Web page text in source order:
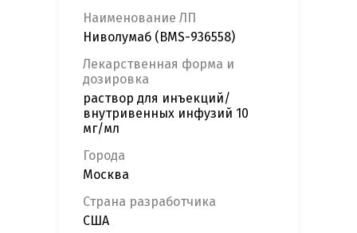
Наименование ЛП
Ниволумаб (BMS-936558)
Лекарственная форма и
дозировка
раствор для инъекций/
внутривенных инфузий 10
мг/мл
Города
Москва
Страна разработчика
США